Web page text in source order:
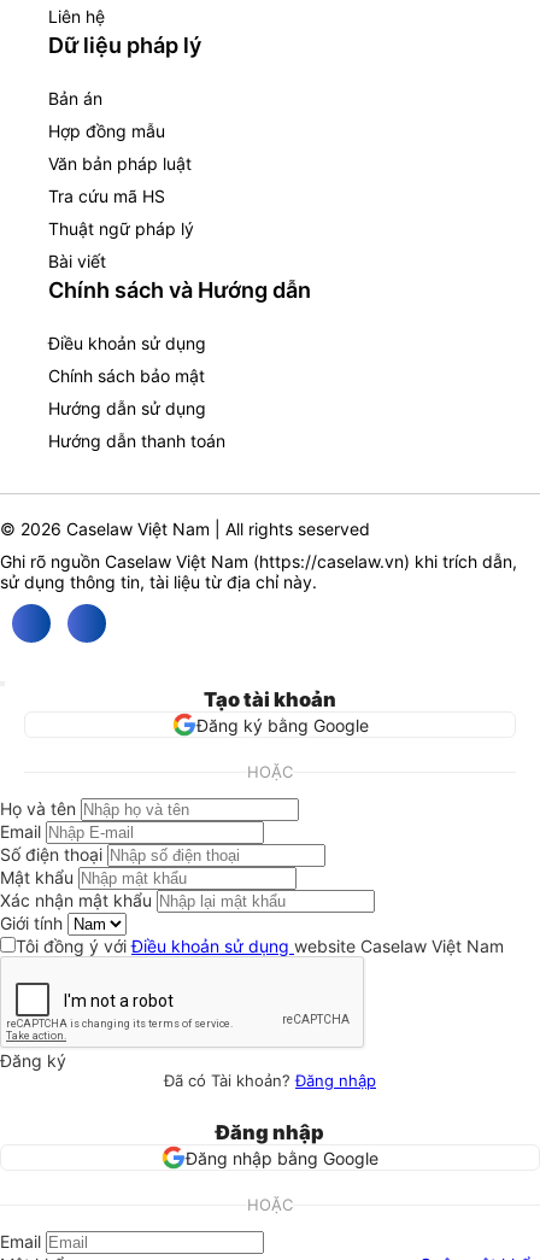
Liên hệ
Dữ liệu pháp lý
Bản án
Hợp đồng mẫu
Văn bản pháp luật
Tra cứu mã HS
Thuật ngữ pháp lý
Bài viết
Chính sách và Hướng dẫn
Điều khoản sử dụng
Chính sách bảo mật
Hướng dẫn sử dụng
Hướng dẫn thanh toán
© 2026 Caselaw Việt Nam | All rights seserved
Ghi rõ nguồn Caselaw Việt Nam (https://caselaw.vn) khi trích dẫn,
sử dụng thông tin, tài liệu từ địa chỉ này.
Tạo tài khoản
Đăng ký bằng Google
HOẶC
Họ và tên
Email
Số điện thoại
Mật khẩu
Xác nhận mật khẩu
Giới tính
Tôi đồng ý vớiĐiều khoản sử dụng website Caselaw Việt Nam
Đăng ký
Đã có Tài khoản?Đăng nhập
Đăng nhập
Đăng nhập bằng Google
HOẶC
Email